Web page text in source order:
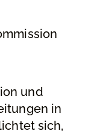
und
in
sich,